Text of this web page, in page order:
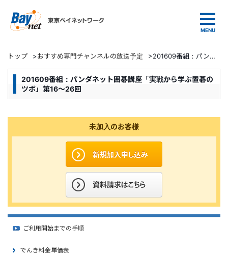
トップ >おすすめ専門チャンネルの放送予定 >201609番組：パンダネット囲碁講座「実戦から学ぶ置碁のツボ」第16～26回
201609番組：パンダネット囲碁講座「実戦から学ぶ置碁の
ツボ」第16～26回
未加入のお客様
ご利用開始までの手順
でんき料金単価表